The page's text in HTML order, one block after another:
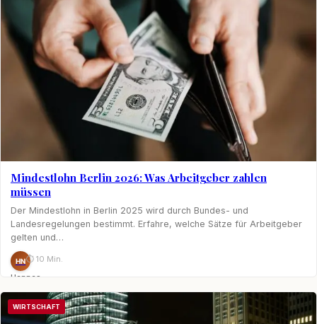
Mindestlohn Berlin 2026: Was Arbeitgeber zahlen
müssen
Der Mindestlohn in Berlin 2025 wird durch Bundes- und
Landesregelungen bestimmt. Erfahre, welche Sätze für Arbeitgeber
gelten und…
HN
Hannes
Nagel
⏱ 10 Min.
WIRTSCHAFT